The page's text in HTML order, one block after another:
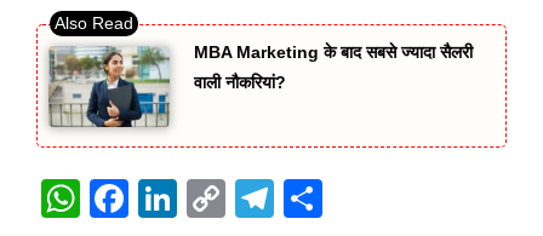
MBA Marketing के बाद सबसे ज्यादा सैलरी
वाली नौकरियां?
W F
Li
C
T